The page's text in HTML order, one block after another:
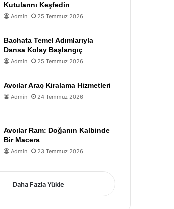
Kutularını Keşfedin
Admin 25 Temmuz 2026
Bachata Temel Adımlarıyla
Dansa Kolay Başlangıç
Admin 25 Temmuz 2026
Avcılar Araç Kiralama Hizmetleri
Admin 24 Temmuz 2026
Avcılar Ram: Doğanın Kalbinde
Bir Macera
Admin 23 Temmuz 2026
Daha Fazla Yükle